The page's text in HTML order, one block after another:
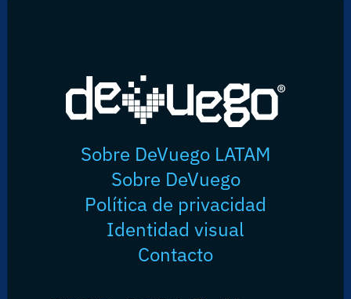
Sobre DeVuego LATAM
Sobre DeVuego
Política de privacidad
Identidad visual
Contacto